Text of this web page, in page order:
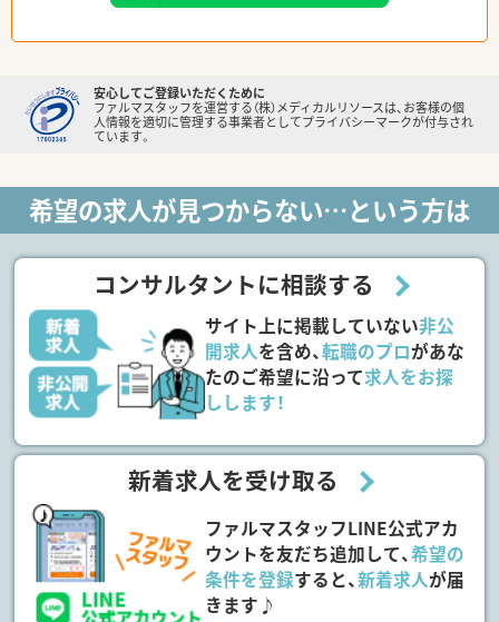
安心してご登録いただくために
ファルマスタッフを運営する（株）メディカルリソースは、お客様の個
人情報を適切に管理する事業者としてプライバシーマークが付与され
ています。
希望の求人が見つからない…という方は
コンサルタントに相談する
サイト上に掲載していない非公
開求人を含め、転職のプロがあな
たのご希望に沿って求人をお探
しします！
新着求人を受け取る
ファルマスタッフLINE公式アカ
ウントを友だち追加して、希望の
条件を登録すると、新着求人が届
きます♪